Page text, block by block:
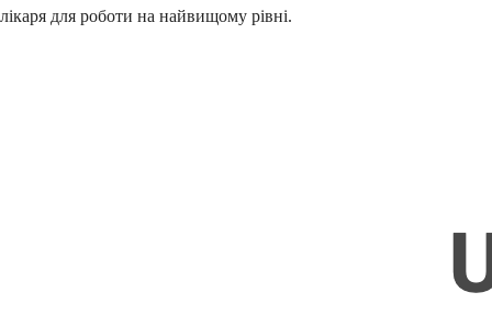
лікаря для роботи на найвищому рівні.